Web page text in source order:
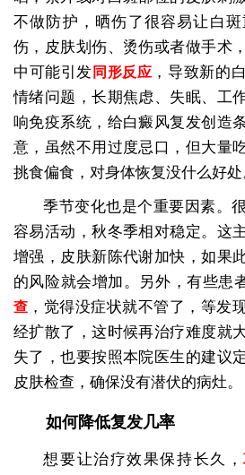
不做防护，晒伤了很容易让白
伤，皮肤划伤、烫伤或者做手术
中可能引发 同形反应 ，导致新的
情绪问题，长期焦虑、失眠、工
响免疫系统，给白癜风复发创造
意，虽然不用过度忌口，但大量
挑食偏食，对身体恢复没什么好处
季节变化也是个重要因素。
容易活动，秋冬季相对稳定。这
增强，皮肤新陈代谢加快，如果
的风险就会增加。另外，有些患
查 ，觉得没症状就不管了，等发
经扩散了，这时候再治疗难度就
失了，也要按照本院医生的建议
皮肤检查，确保没有潜伏的病灶。
如何降低复发几率
想要让治疗效果保持长久，